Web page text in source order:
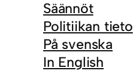
Säännöt
Politiikan tieto
På svenska
In English